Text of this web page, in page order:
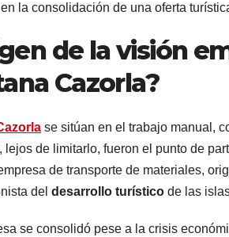
la consolidación de una oferta
de la visión
Cazorla?
se sitúan en el trabajo manual,
de limitarlo, fueron el punto de
de transporte de materiales,
del desarrollo turístico de las
se consolidó pese a la crisis